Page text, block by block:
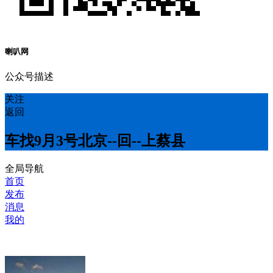
喇叭网
公众号描述
关注
返回
车找9月3号北京--回--上蔡县
全局导航
首页
发布
消息
我的